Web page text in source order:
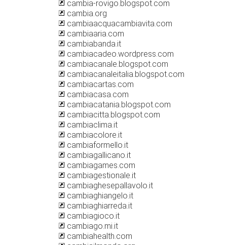
cambia-rovigo.blogspot.com
cambia.org
cambiaacquacambiavita.com
cambiaaria.com
cambiabanda.it
cambiacadeo.wordpress.com
cambiacanale.blogspot.com
cambiacanaleitalia.blogspot.com
cambiacartas.com
cambiacasa.com
cambiacatania.blogspot.com
cambiacitta.blogspot.com
cambiaclima.it
cambiacolore.it
cambiaformello.it
cambiagallicano.it
cambiagames.com
cambiagestionale.it
cambiaghesepallavolo.it
cambiaghiangelo.it
cambiaghiarreda.it
cambiagioco.it
cambiago.mi.it
cambiahealth.com